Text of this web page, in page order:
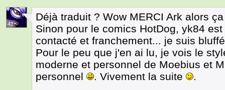
41
Déjà traduit ? Wow MERCI Ark alors
Sinon pour le comics HotDog, yk84
contacté et franchement... je suis
Pour le peu que j'en ai lu, je vois le
moderne et personnel de Moebius et
personnel
. Vivement la suite .